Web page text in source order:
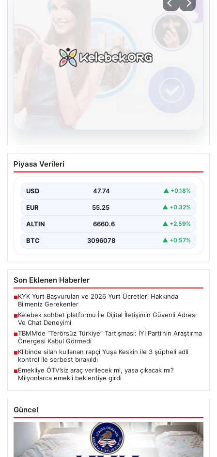
Kelebek sohbet platformu İle Dijital
İletişimin Güvenli Adresi Ve Chat
İnternet çağında insanların güvenli bir biçimde bağlantı
Piyasa Verileri
USD 47.74 ▲ +0.18%
EUR 55.25 ▲ +0.32%
ALTIN 6660.6 ▲ +2.59%
BTC 3096078 ▲ +0.57%
Son Eklenen Haberler
■KYK Yurt Başvuruları ve 2026 Yurt Ücretleri Hakkında
Bilmeniz Gerekenler
■Kelebek sohbet platformu İle Dijital İletişimin Güvenli Adresi
Ve Chat Deneyimi
■TBMM’de “Terörsüz Türkiye” Tartışması: İYİ Parti’nin Araştırma
Önergesi Kabul Görmedi
■Klibinde silah kullanan rapçi Yuşa Keskin ile 3 şüpheli adli
kontrol ile serbest bırakıldı
■Emekliye ÖTV’siz araç verilecek mi, yasa çıkacak mı?
Milyonlarca emekli beklentiye girdi
Güncel